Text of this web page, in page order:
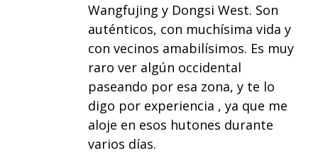
Wangfujing y Dongsi West. Son
auténticos, con muchísima vida y
con vecinos amabilísimos. Es muy
raro ver algún occidental
paseando por esa zona, y te lo
digo por experiencia , ya que me
aloje en esos hutones durante
varios días.